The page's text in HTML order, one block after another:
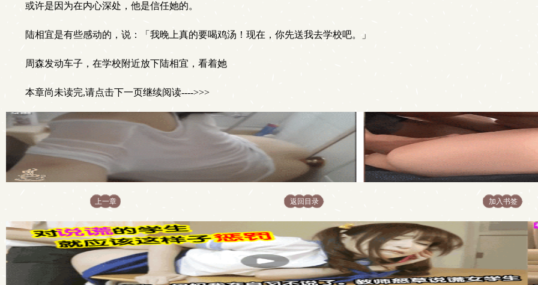
或许是因为在内心深处，他是信任她的。
陆相宜是有些感动的，说：「我晚上真的要喝鸡汤！现在，你先送我去学校吧。」
周森发动车子，在学校附近放下陆相宜，看着她
本章尚未读完,请点击下一页继续阅读---->>>
上一章 返回目录 加入书签